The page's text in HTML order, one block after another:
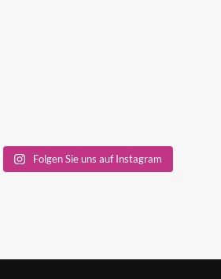
Folgen Sie uns auf Instagram